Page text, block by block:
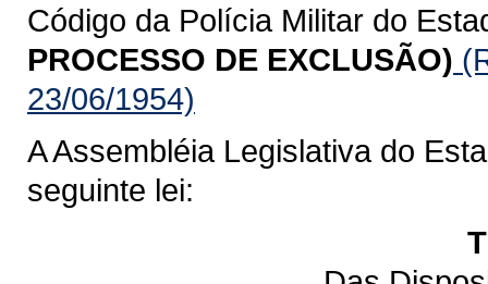
Código da Polícia Militar do
PROCESSO DE EXCLUSÃO)
23/06/1954)
A Assembléia Legislativa do
seguinte lei: